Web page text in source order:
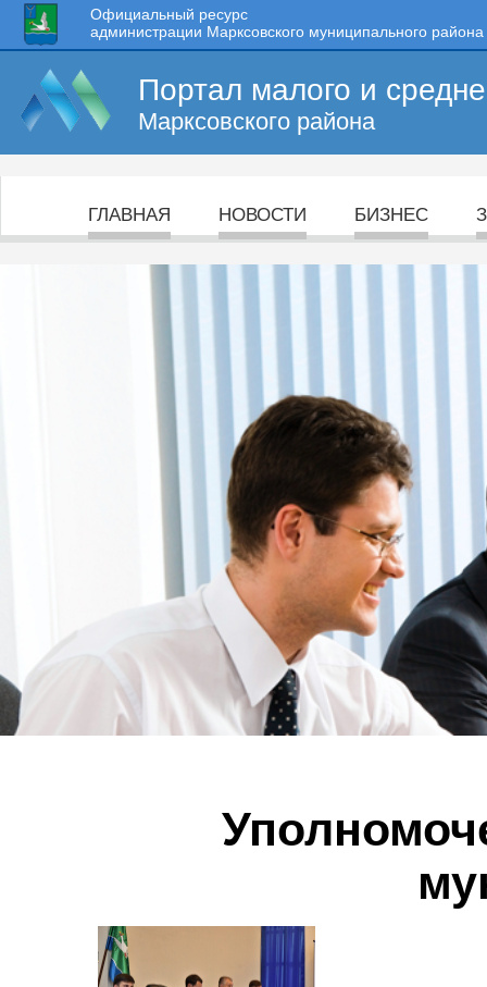
Официальный ресурс
администрации Марксовского муниципального района
Портал малого и
Марксовского района
ГЛАВНАЯ НОВОСТИ БИЗНЕС